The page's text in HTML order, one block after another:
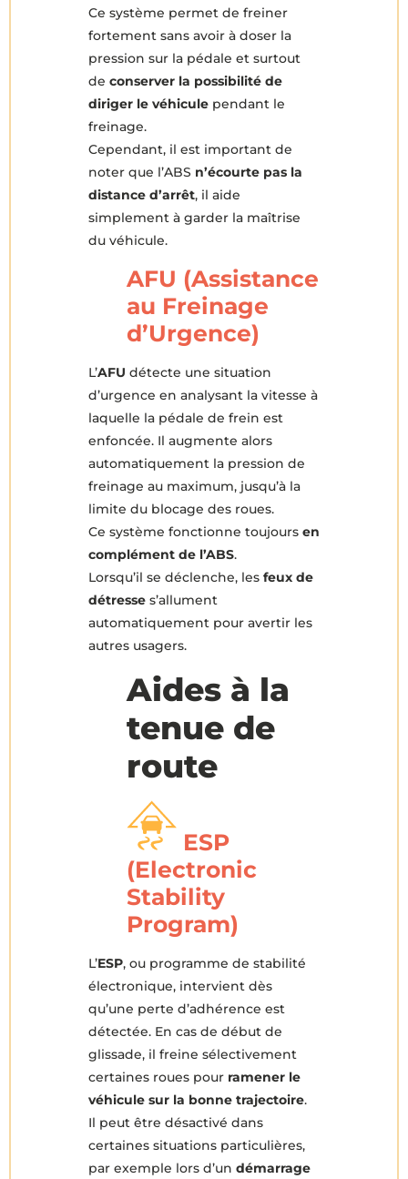
Ce système permet de freiner
fortement sans avoir à doser la
pression sur la pédale et surtout
de conserver la possibilité de
diriger le véhicule pendant le
freinage.
Cependant, il est important de
noter que l’ABS n’écourte pas la
distance d’arrêt, il aide
simplement à garder la maîtrise
du véhicule.
AFU (Assistance
au Freinage
d’Urgence)
L’AFU détecte une situation
d’urgence en analysant la vitesse à
laquelle la pédale de frein est
enfoncée. Il augmente alors
automatiquement la pression de
freinage au maximum, jusqu’à la
limite du blocage des roues.
Ce système fonctionne toujours en
complément de l’ABS.
Lorsqu’il se déclenche, les feux de
détresse s’allument
automatiquement pour avertir les
autres usagers.
Aides à la
tenue de
route
ESP
(Electronic
Stability
Program)
L’ESP, ou programme de stabilité
électronique, intervient dès
qu’une perte d’adhérence est
détectée. En cas de début de
glissade, il freine sélectivement
certaines roues pour ramener le
véhicule sur la bonne trajectoire.
Il peut être désactivé dans
certaines situations particulières,
par exemple lors d’un démarrage